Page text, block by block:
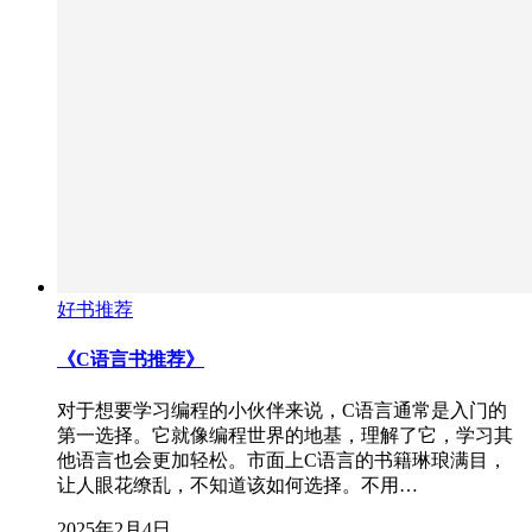
好书推荐
《C语言书推荐》
对于想要学习编程的小伙伴来说，C语言通常是入门的
第一选择。它就像编程世界的地基，理解了它，学习其
他语言也会更加轻松。市面上C语言的书籍琳琅满目，
让人眼花缭乱，不知道该如何选择。不用…